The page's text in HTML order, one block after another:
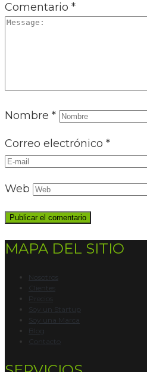
Comentario *
Nombre *
Correo electrónico *
Web
MAPA DEL SITIO
Nosotros
Clientes
Precios
Soy un Startup
Soy una Marca
Blog
Contacto